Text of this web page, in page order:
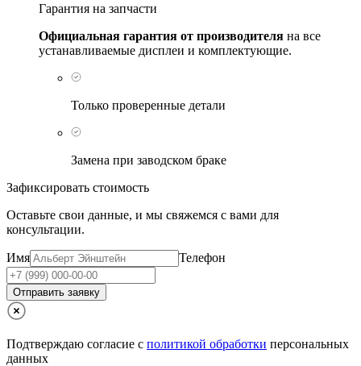
Гарантия на запчасти
Официальная гарантия от производителя на все
устанавливаемые дисплеи и комплектующие.
Только проверенные детали
Замена при заводском браке
Зафиксировать стоимость
Оставьте свои данные, и мы свяжемся с вами для
консультации.
Имя Телефон
Отправить заявку
Подтверждаю согласие с политикой обработки персональных
данных